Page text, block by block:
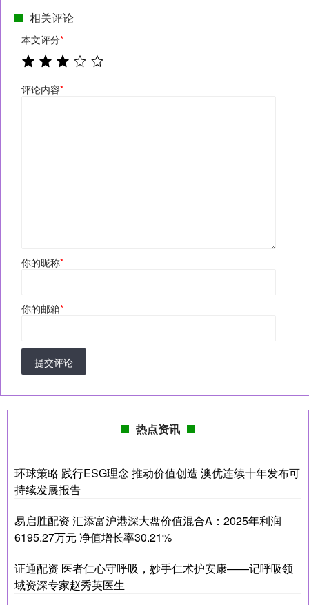
相关评论
本文评分*
评论内容*
你的昵称*
你的邮箱*
提交评论
热点资讯
环球策略 践行ESG理念 推动价值创造 澳优连续十年发布可
持续发展报告
易启胜配资 汇添富沪港深大盘价值混合A：2025年利润
6195.27万元 净值增长率30.21%
证通配资 医者仁心守呼吸，妙手仁术护安康——记呼吸领
域资深专家赵秀英医生